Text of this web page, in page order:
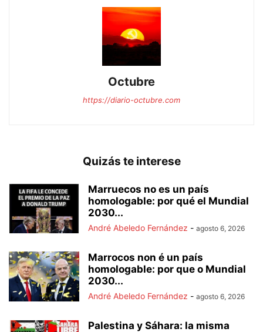
Octubre
https://diario-octubre.com
Quizás te interese
Marruecos no es un país
homologable: por qué el Mundial
2030...
André Abeledo Fernández - agosto 6, 2026
Marrocos non é un país
homologable: por que o Mundial
2030...
André Abeledo Fernández - agosto 6, 2026
Palestina y Sáhara: la misma